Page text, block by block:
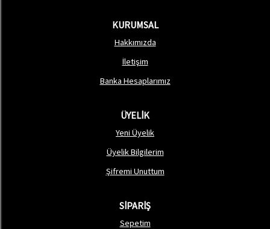
KURUMSAL
Hakkımızda
İletişim
Banka Hesaplarımız
ÜYELİK
Yeni Üyelik
Üyelik Bilgilerim
Şifremi Unuttum
SİPARİŞ
Sepetim